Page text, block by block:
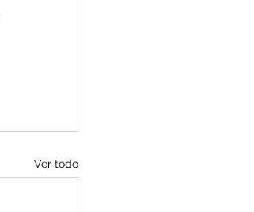
Ver todo